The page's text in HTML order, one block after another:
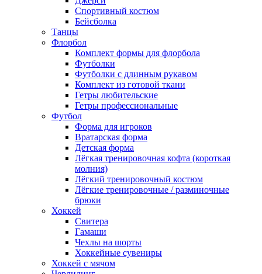
Спортивный костюм
Бейсболка
Танцы
Флорбол
Комплект формы для флорбола
Футболки
Футболки с длинным рукавом
Комплект из готовой ткани
Гетры любительские
Гетры профессиональные
Футбол
Форма для игроков
Вратарская форма
Детская форма
Лёгкая тренировочная кофта (короткая
молния)
Лёгкий тренировочный костюм
Лёгкие тренировочные / разминочные
брюки
Хоккей
Свитера
Гамаши
Чехлы на шорты
Хоккейные сувениры
Хоккей с мячом